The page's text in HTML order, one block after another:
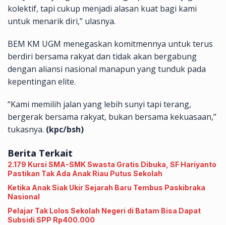
kolektif, tapi cukup menjadi alasan kuat bagi kami
untuk menarik diri,” ulasnya.
BEM KM UGM menegaskan komitmennya untuk terus
berdiri bersama rakyat dan tidak akan bergabung
dengan aliansi nasional manapun yang tunduk pada
kepentingan elite.
“Kami memilih jalan yang lebih sunyi tapi terang,
bergerak bersama rakyat, bukan bersama kekuasaan,”
tukasnya. (kpc/bsh)
Berita Terkait
2.179 Kursi SMA-SMK Swasta Gratis Dibuka, SF Hariyanto
Pastikan Tak Ada Anak Riau Putus Sekolah
Ketika Anak Siak Ukir Sejarah Baru Tembus Paskibraka
Nasional
Pelajar Tak Lolos Sekolah Negeri di Batam Bisa Dapat
Subsidi SPP Rp400.000